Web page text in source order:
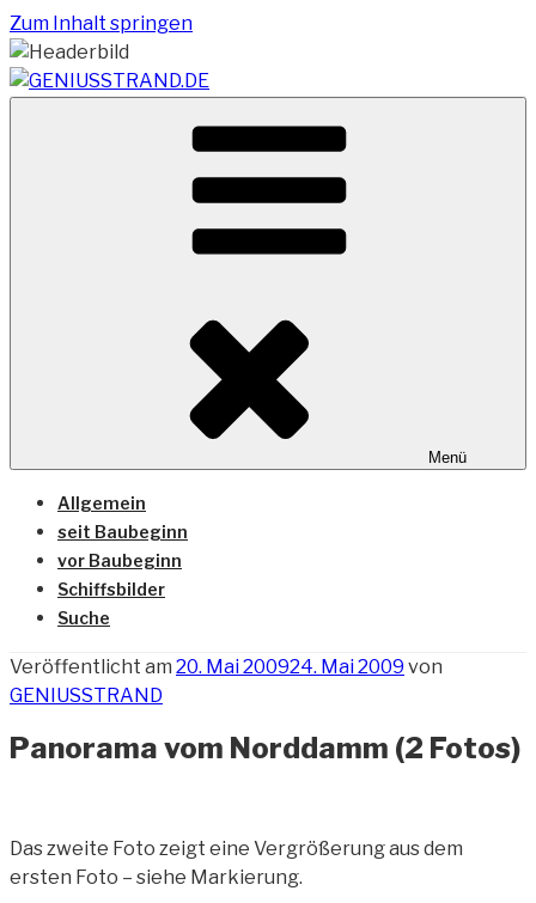
Zum Inhalt springen
GENIUSSTRAND.DE
Vom Geniusstrand zum JadeWeserPort/Container
Terminal Wilhelmshaven
Menü
Allgemein
seit Baubeginn
vor Baubeginn
Schiffsbilder
Suche
Veröffentlicht am 20. Mai 200924. Mai 2009 von
GENIUSSTRAND
Panorama vom Norddamm (2 Fotos)
Das zweite Foto zeigt eine Vergrößerungaus dem
ersten Foto – siehe Markierung.